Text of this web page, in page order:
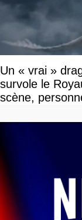
Un « vrai »
survole le
scène,